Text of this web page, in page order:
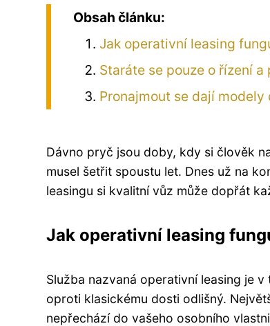
Obsah článku:
Jak operativní leasing
Staráte se pouze o řízení
Pronajmout se dají
Dávno pryč jsou doby, kdy si člověk
musel šetřit spoustu let. Dnes už na
leasingu si kvalitní vůz může dopřát
Jak operativní leasing
Služba nazvaná operativní leasing je
oproti klasickému dosti odlišný.
nepřechází do vašeho osobního